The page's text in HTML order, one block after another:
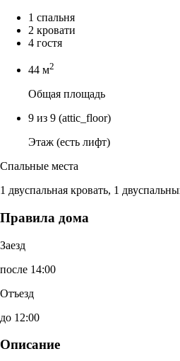
1 спальня
2 кровати
4 гостя
44 м2
Общая площадь
9 из 9 (attic_floor)
Этаж (есть лифт)
Спальные места
1 двуспальная кровать, 1
Правила дома
Заезд
после 14:00
Отъезд
до 12:00
Описание